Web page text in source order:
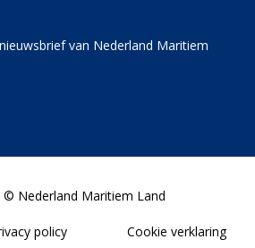
van Nederland Maritiem
© Nederland Maritiem Land
policy Cookie verklaring